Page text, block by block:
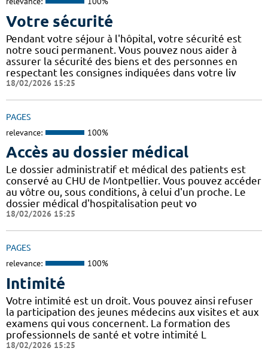
Votre sécurité
Pendant votre séjour à l'hôpital, votre sécurité est
notre souci permanent. Vous pouvez nous aider à
assurer la sécurité des biens et des personnes en
respectant les consignes indiquées dans votre liv
18/02/2026 15:25
PAGES
relevance: 100%
Accès au dossier médical
Le dossier administratif et médical des patients est
conservé au CHU de Montpellier. Vous pouvez accéder
au vôtre ou, sous conditions, à celui d'un proche. Le
dossier médical d'hospitalisation peut vo
18/02/2026 15:25
PAGES
relevance: 100%
Intimité
Votre intimité est un droit. Vous pouvez ainsi refuser
la participation des jeunes médecins aux visites et aux
examens qui vous concernent. La formation des
professionnels de santé et votre intimité L
18/02/2026 15:25